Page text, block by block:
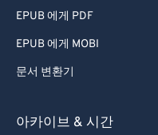
EPUB 에게 PDF
EPUB 에게 MOBI
문서 변환기
아카이브 & 시간